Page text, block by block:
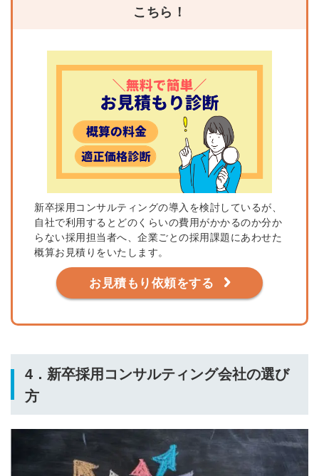
こちら！
新卒採用コンサルティングの導入を検討しているが、
自社で利用するとどのくらいの費用がかかるのか分か
らない採用担当者へ、企業ごとの採用課題にあわせた
概算お見積りをいたします。
お見積もり依頼をする
4．新卒採用コンサルティング会社の選び
方